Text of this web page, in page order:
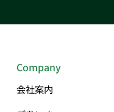
Company
会社案内